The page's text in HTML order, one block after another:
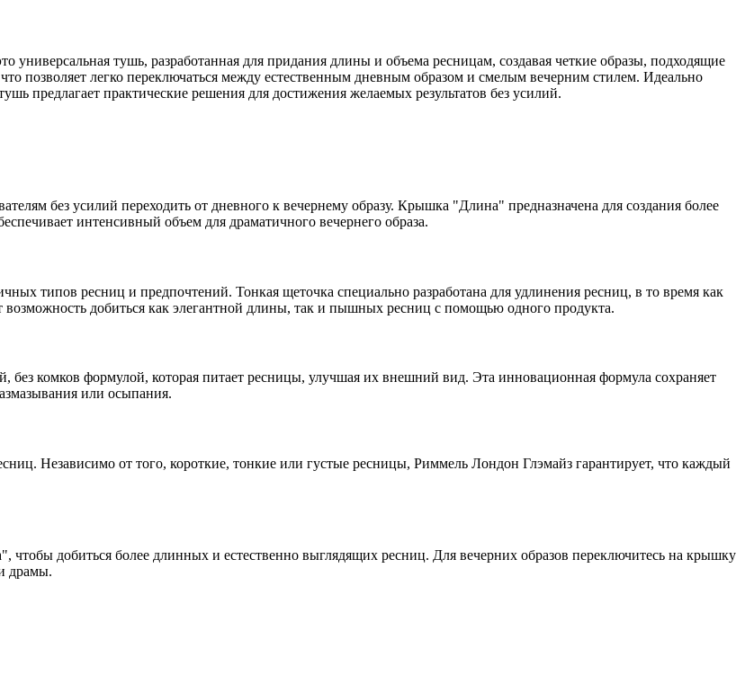
тушь, разработанная для придания длины и объема ресницам, создавая четкие образы, подходящие
позволяет легко переключаться между естественным дневным образом и смелым вечерним стилем. Идеально
предлагает практические решения для достижения желаемых результатов без усилий.
без усилий переходить от дневного к вечернему образу. Крышка "Длина" предназначена для создания более
интенсивный объем для драматичного вечернего образа.
типов ресниц и предпочтений. Тонкая щеточка специально разработана для удлинения ресниц, в то время как
возможность добиться как элегантной длины, так и пышных ресниц с помощью одного продукта.
комков формулой, которая питает ресницы, улучшая их внешний вид. Эта инновационная формула сохраняет
или осыпания.
Независимо от того, короткие, тонкие или густые ресницы, Риммель Лондон Глэмайз гарантирует, что каждый
добиться более длинных и естественно выглядящих ресниц. Для вечерних образов переключитесь на крышку
драмы.